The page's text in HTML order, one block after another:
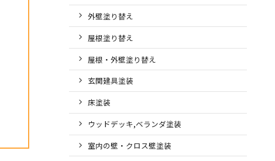
外壁塗り替え
屋根塗り替え
屋根・外壁塗り替え
玄関建具塗装
床塗装
ウッドデッキ,ベランダ塗装
室内の壁・クロス壁塗装